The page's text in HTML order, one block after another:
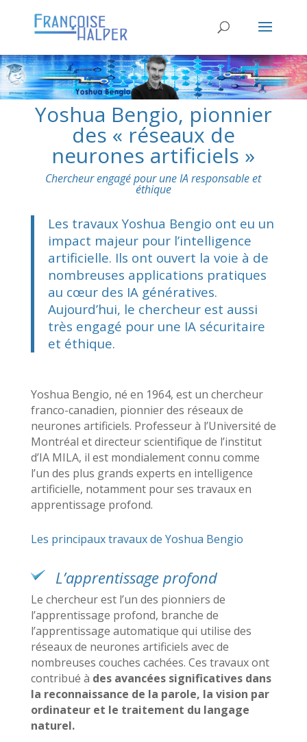
Yoshua Bengio, pionnier
des « réseaux de
neurones artificiels »
Chercheur engagé pour une IA responsable et
éthique
Les travaux Yoshua Bengio ont eu un
impact majeur pour l’intelligence
artificielle. Ils ont ouvert la voie à de
nombreuses applications pratiques
au cœur des IA génératives.
Aujourd’hui, le chercheur est aussi
très engagé pour une IA sécuritaire
et éthique.
Yoshua Bengio, né en 1964, est un chercheur
franco-canadien, pionnier des réseaux de
neurones artificiels. Professeur à l’Université de
Montréal et directeur scientifique de l’institut
d’IA MILA, il est mondialement connu comme
l’un des plus grands experts en intelligence
artificielle, notamment pour ses travaux en
apprentissage profond.
Les principaux travaux de Yoshua Bengio
L’apprentissage profond
Le chercheur est l’un des pionniers de
l’apprentissage profond, branche de
l’apprentissage automatique qui utilise des
réseaux de neurones artificiels avec de
nombreuses couches cachées. Ces travaux ont
contribué à des avancées significatives dans
la reconnaissance de la parole, la vision par
ordinateur et le traitement du langage
naturel.